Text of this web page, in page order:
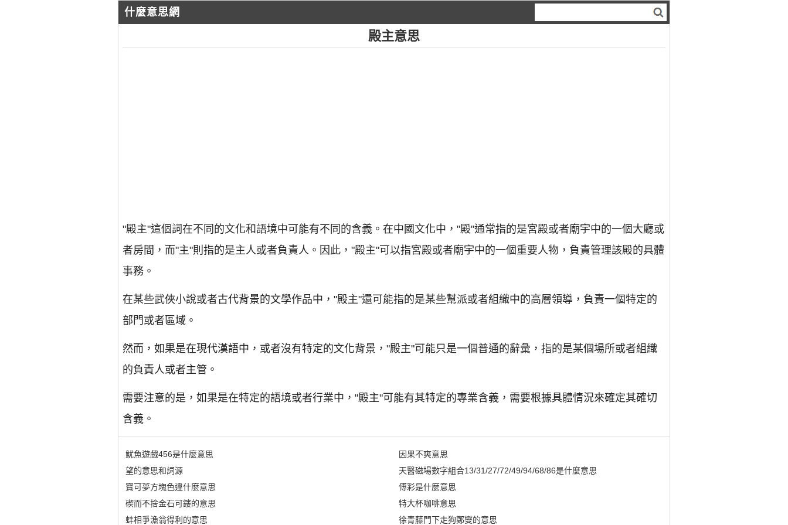
什麼意思網
殿主意思
"殿主"這個詞在不同的文化和語境中可能有不同的含義。在中國文化中，"殿"通常指的是宮殿或者廟宇中的一個大廳或
者房間，而"主"則指的是主人或者負責人。因此，"殿主"可以指宮殿或者廟宇中的一個重要人物，負責管理該殿的具體
事務。
在某些武俠小說或者古代背景的文學作品中，"殿主"還可能指的是某些幫派或者組織中的高層領導，負責一個特定的
部門或者區域。
然而，如果是在現代漢語中，或者沒有特定的文化背景，"殿主"可能只是一個普通的辭彙，指的是某個場所或者組織
的負責人或者主管。
需要注意的是，如果是在特定的語境或者行業中，"殿主"可能有其特定的專業含義，需要根據具體情況來確定其確切
含義。
魷魚遊戲456是什麼意思
望的意思和詞源
寶可夢方塊色違什麼意思
碶而不捨金石可鏤的意思
蚌相爭漁翁得利的意思
因果不爽意思
天醫磁場數字組合13/31/27/72/49/94/68/86是什麼意思
傅彩是什麼意思
特大杯咖啡意思
徐青藤門下走狗鄭燮的意思